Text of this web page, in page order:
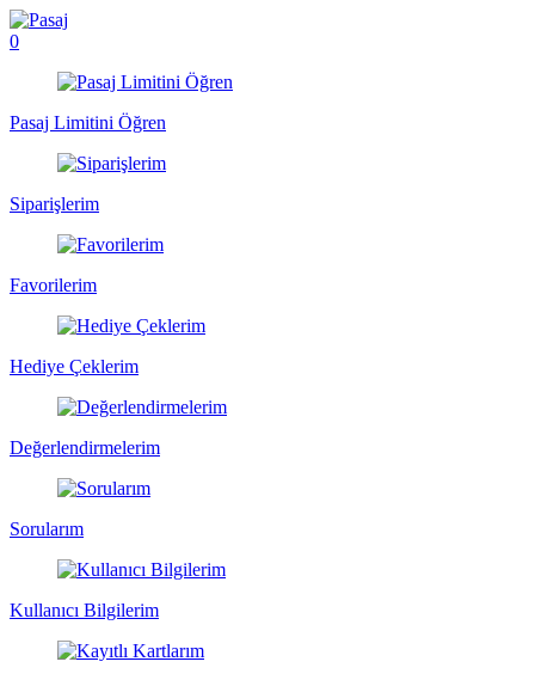
0
Pasaj Limitini Öğren
Siparişlerim
Favorilerim
Hediye Çeklerim
Değerlendirmelerim
Sorularım
Kullanıcı Bilgilerim